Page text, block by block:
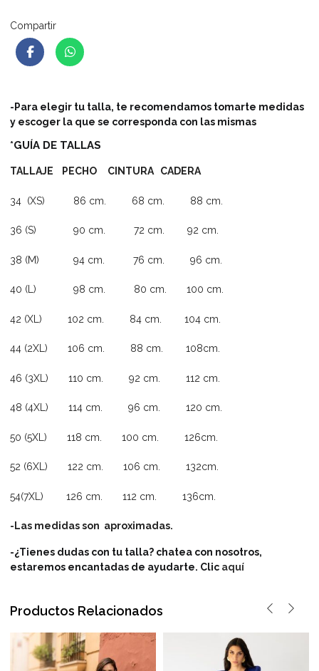
Compartir
-Para elegir tu talla, te recomendamos tomarte medidas
y escoger la que se corresponda con las mismas
*GUÍA DE TALLAS
TALLAJE PECHO CINTURA CADERA
34 (XS) 86 cm. 68 cm. 88 cm.
36 (S) 90 cm. 72 cm. 92 cm.
38 (M) 94 cm. 76 cm. 96 cm.
40 (L) 98 cm. 80 cm. 100 cm.
42 (XL) 102 cm. 84 cm. 104 cm.
44 (2XL) 106 cm. 88 cm. 108cm.
46 (3XL) 110 cm. 92 cm. 112 cm.
48 (4XL) 114 cm. 96 cm. 120 cm.
50 (5XL) 118 cm. 100 cm. 126cm.
52 (6XL) 122 cm. 106 cm. 132cm.
54(7XL) 126 cm. 112 cm. 136cm.
-Las medidas son aproximadas.
-¿Tienes dudas con tu talla? chatea con nosotros,
estaremos encantadas de ayudarte. Clic aquí
Productos Relacionados